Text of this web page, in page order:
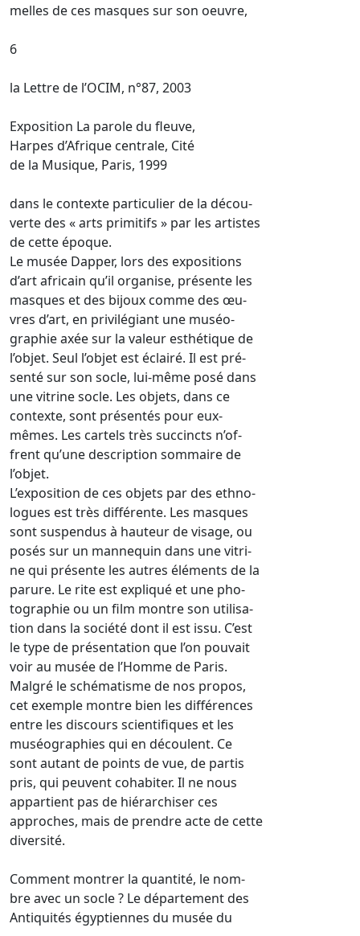
melles de ces masques sur son oeuvre,
6
la Lettre de l’OCIM, n°87, 2003
Exposition La parole du fleuve,
Harpes d’Afrique centrale, Cité
de la Musique, Paris, 1999
dans le contexte particulier de la décou-
verte des « arts primitifs » par les artistes
de cette époque.
Le musée Dapper, lors des expositions
d’art africain qu’il organise, présente les
masques et des bijoux comme des œu-
vres d’art, en privilégiant une muséo-
graphie axée sur la valeur esthétique de
l’objet. Seul l’objet est éclairé. Il est pré-
senté sur son socle, lui-même posé dans
une vitrine socle. Les objets, dans ce
contexte, sont présentés pour eux-
mêmes. Les cartels très succincts n’of-
frent qu’une description sommaire de
l’objet.
L’exposition de ces objets par des ethno-
logues est très différente. Les masques
sont suspendus à hauteur de visage, ou
posés sur un mannequin dans une vitri-
ne qui présente les autres éléments de la
parure. Le rite est expliqué et une pho-
tographie ou un film montre son utilisa-
tion dans la société dont il est issu. C’est
le type de présentation que l’on pouvait
voir au musée de l’Homme de Paris.
Malgré le schématisme de nos propos,
cet exemple montre bien les différences
entre les discours scientifiques et les
muséographies qui en découlent. Ce
sont autant de points de vue, de partis
pris, qui peuvent cohabiter. Il ne nous
appartient pas de hiérarchiser ces
approches, mais de prendre acte de cette
diversité.
Comment montrer la quantité, le nom-
bre avec un socle ? Le département des
Antiquités égyptiennes du musée du